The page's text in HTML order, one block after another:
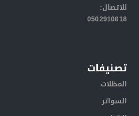
:للاتصال
0502910618
تصنيفات
المظلات
السواتر